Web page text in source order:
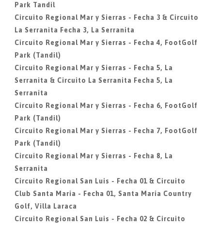
Park Tandil
Circuito Regional Mar y Sierras - Fecha 3 & Circuito
La Serranita Fecha 3, La Serranita
Circuito Regional Mar y Sierras - Fecha 4, FootGolf
Park (Tandil)
Circuito Regional Mar y Sierras - Fecha 5, La
Serranita & Circuito La Serranita Fecha 5, La
Serranita
Circuito Regional Mar y Sierras - Fecha 6, FootGolf
Park (Tandil)
Circuito Regional Mar y Sierras - Fecha 7, FootGolf
Park (Tandil)
Circuito Regional Mar y Sierras - Fecha 8, La
Serranita
Circuito Regional San Luis - Fecha 01 & Circuito
Club Santa Maria - Fecha 01, Santa Maria Country
Golf, Villa Laraca
Circuito Regional San Luis - Fecha 02 & Circuito